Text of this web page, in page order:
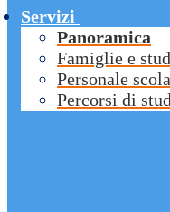
Servizi
Panoramica
Famiglie e
Personale
Percorsi di